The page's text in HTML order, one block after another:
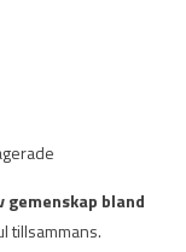
gemenskap bland
tillsammans.